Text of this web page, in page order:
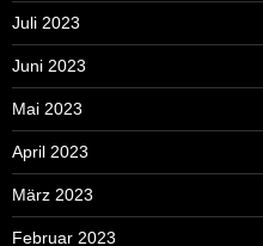
Juli 2023
Juni 2023
Mai 2023
April 2023
März 2023
Februar 2023